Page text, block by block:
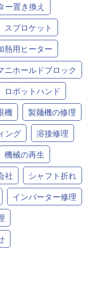
ー置き換え
スプロケット
熱用ヒーター
ニホールドブロック
ロボットハンド
機
製麺機の修理
ング
溶接修理
機械の再生
社
シャフト折れ
インバーター修理